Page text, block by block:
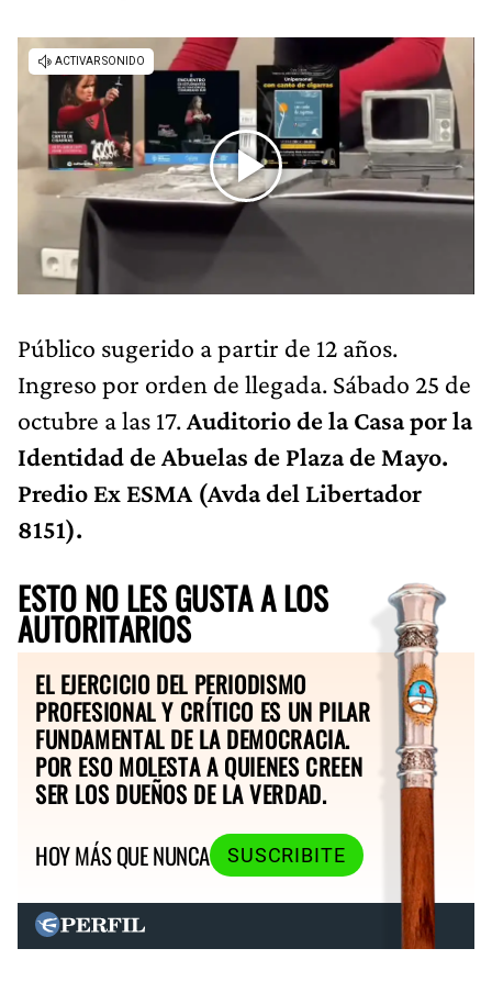
Público sugerido a partir de 12 años.
Ingreso por orden de llegada. Sábado 25 de
octubre a las 17.Auditorio de la Casa por la
Identidad de Abuelas de Plaza de Mayo.
Predio Ex ESMA (Avda del Libertador
8151).
ESTO NO LES GUSTA A LOS
AUTORITARIOS
EL EJERCICIO DEL PERIODISMO
PROFESIONAL Y CRÍTICO ES UN PILAR
FUNDAMENTAL DE LA DEMOCRACIA.
POR ESO MOLESTA A QUIENES CREEN
SER LOS DUEÑOS DE LA VERDAD.
HOY MÁS QUE NUNCA
SUSCRIBITE